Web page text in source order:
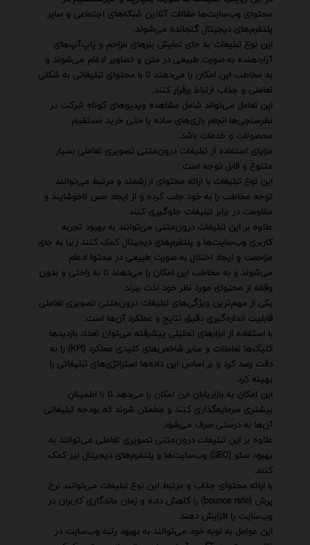
محتوای وب‌سایت‌ها مقالات آنلاین شبکه‌های اجتماعی و سایر
پلتفرم‌های دیجیتال گنجانده می‌شوند.
این نوع تبلیغات به جای نمایش بنرهای مزاحم و پاپ‌آپ‌های
آزاردهنده به صورت طبیعی در متن و تصاویر ادغام می‌شوند و
به مخاطب این امکان را می‌دهند تا با محتوای تبلیغاتی به شکلی
تعاملی و جذاب ارتباط برقرار کنند.
این تعامل می‌تواند شامل مشاهده ویدیوهای کوتاه شرکت در
نظرسنجی‌ها انجام بازی‌های ساده یا حتی خرید مستقیم
محصولات و خدمات باشد.
مزایای استفاده از تبلیغات درون‌متنی تصویری تعاملی بسیار
متنوع و قابل توجه است.
این نوع تبلیغات با ارائه محتوای ارزشمند و مرتبط می‌توانند
توجه مخاطب را به خود جلب کرده و از ایجاد حس ناخوشایند و
مقاومت در برابر تبلیغات جلوگیری کنند.
علاوه بر این تبلیغات درون‌متنی می‌توانند به بهبود تجربه
کاربری وب‌سایت‌ها و پلتفرم‌های دیجیتال کمک کنند زیرا به جای
مزاحمت و ایجاد اختلال به صورت طبیعی در محتوا ادغام
می‌شوند و به مخاطب این امکان را می‌دهند تا به راحتی و بدون
وقفه از محتوای مورد نظر خود لذت ببرند.
یکی از مهم‌ترین ویژگی‌های تبلیغات درون‌متنی تصویری تعاملی
قابلیت اندازه‌گیری دقیق نتایج و عملکرد آن‌ها است.
با استفاده از ابزارهای تحلیلی پیشرفته می‌توان تعداد بازدیدها
کلیک‌ها تعاملات و سایر شاخص‌های کلیدی عملکرد (KPI) را به
دقت رصد کرد و بر اساس این داده‌ها استراتژی‌های تبلیغاتی را
بهینه کرد.
این امکان به بازاریابان این امکان را می‌دهد تا با اطمینان
بیشتری سرمایه‌گذاری کنند و مطمئن شوند که بودجه تبلیغاتی
آن‌ها به درستی صرف می‌شود.
علاوه بر این تبلیغات درون‌متنی تصویری تعاملی می‌توانند به
بهبود سئو (SEO) وب‌سایت‌ها و پلتفرم‌های دیجیتال نیز کمک
کنند.
با ارائه محتوای جذاب و مرتبط این نوع تبلیغات می‌توانند نرخ
پرش (bounce rate) را کاهش داده و زمان ماندگاری کاربران در
وب‌سایت را افزایش دهند.
این عوامل به نوبه خود می‌توانند به بهبود رتبه وب‌سایت در